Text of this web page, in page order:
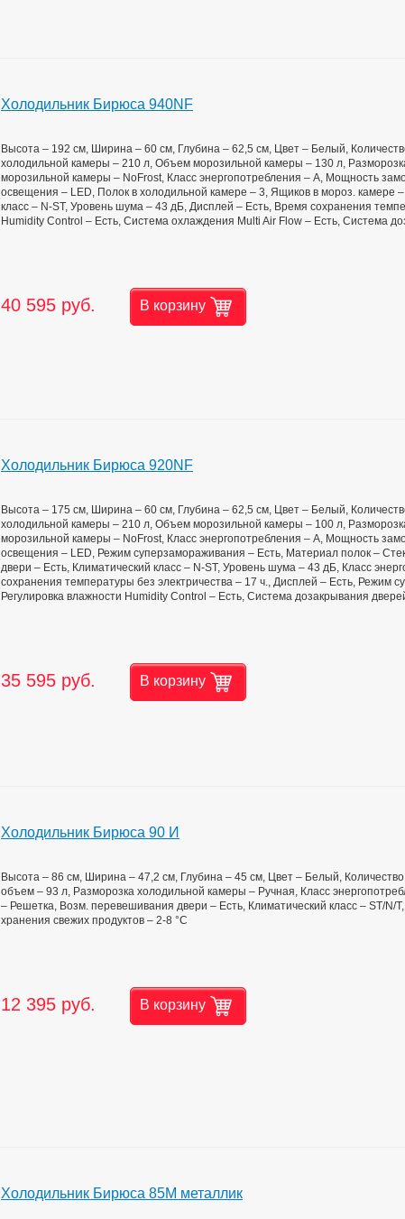
Холодильник Бирюса 940NF
Высота – 192 см, Ширина – 60 см, Глубина – 62,5 см, Цвет – Белый,
холодильной камеры – 210 л, Объем морозильной камеры – 130 л,
морозильной камеры – NoFrost, Класс энергопотребления – А, Мощность
освещения – LED, Полок в холодильной камере – 3, Ящиков в мороз. камере
класс – N-ST, Уровень шума – 43 дБ, Дисплей – Есть, Время сохранения
Humidity Control – Есть, Система охлаждения Multi Air Flow – Есть, Система
40 595 руб. В корзину
Холодильник Бирюса 920NF
Высота – 175 см, Ширина – 60 см, Глубина – 62,5 см, Цвет – Белый,
холодильной камеры – 210 л, Объем морозильной камеры – 100 л,
морозильной камеры – NoFrost, Класс энергопотребления – А, Мощность
освещения – LED, Режим суперзамораживания – Есть, Материал полок –
двери – Есть, Климатический класс – N-ST, Уровень шума – 43 дБ, Класс
сохранения температуры без электричества – 17 ч., Дисплей – Есть, Режим
Регулировка влажности Humidity Control – Есть, Система дозакрывания
35 595 руб. В корзину
Холодильник Бирюса 90 И
Высота – 86 см, Ширина – 47,2 см, Глубина – 45 см, Цвет – Белый,
объем – 93 л, Разморозка холодильной камеры – Ручная, Класс
– Решетка, Возм. перевешивания двери – Есть, Климатический класс – ST/
хранения свежих продуктов – 2-8 °C
12 395 руб. В корзину
Холодильник Бирюса 85M металлик